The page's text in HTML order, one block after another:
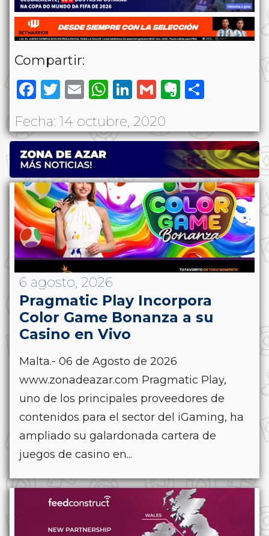
Compartir:
Facebook
Twitter
EmailWhatsApp
LinkedIn
GmailEvernote
Fecha: 14 octubre, 2020
6 agosto, 2026
Pragmatic Play Incorpora
Color Game Bonanza a su
Casino en Vivo
Malta.- 06 de Agosto de 2026
www.zonadeazar.com Pragmatic Play,
uno de los principales proveedores de
contenidos para el sector del iGaming, ha
ampliado su galardonada cartera de
juegos de casino en...